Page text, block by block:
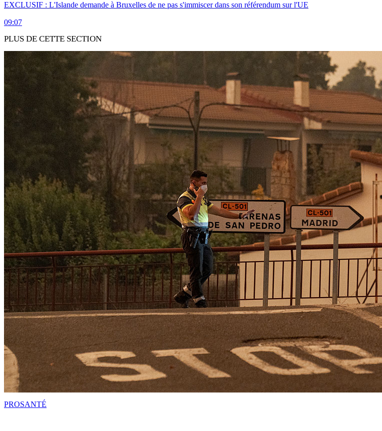
EXCLUSIF : L'Islande demande à Bruxelles de ne pas s'immiscer dans son référendum sur l'UE
09:07
PLUS DE CETTE SECTION
PROSANTÉ